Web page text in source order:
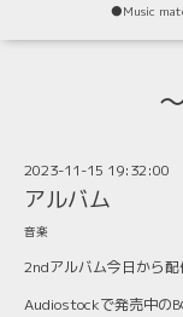
⚫️Music
2023-11-15 19:32:00
アルバム
音楽
2ndアルバム今日から配
Audiostockで発売中の